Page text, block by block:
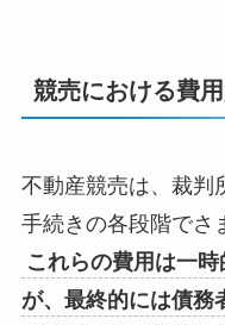
競売における費
不動産競売は、裁判
手続きの各段階でさ
これらの費用は一
が、最終的には債務